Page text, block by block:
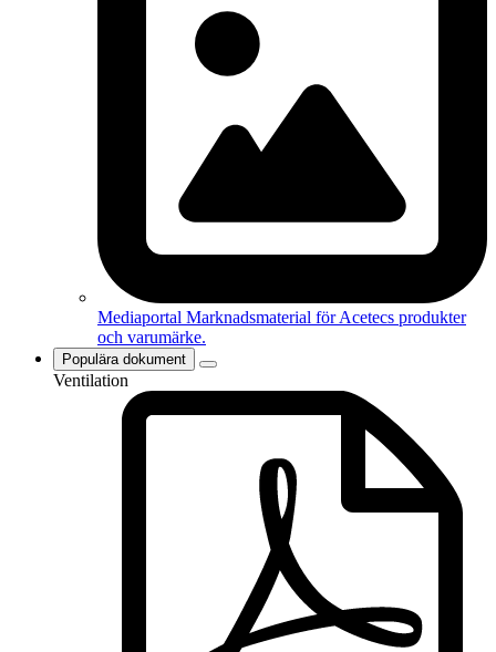
Mediaportal Marknadsmaterial för Acetecs produkter
och varumärke.
Populära dokument
Ventilation